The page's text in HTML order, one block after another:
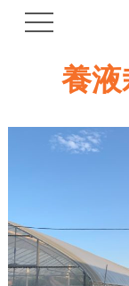
navigation
養